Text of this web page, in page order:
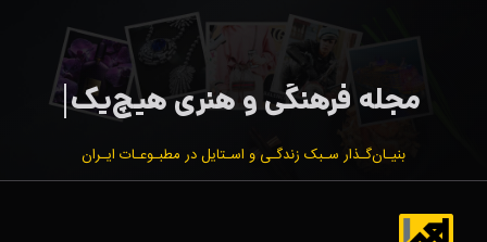
بنیـان‌گـذار سـبک زندگـی و اسـتایل در مطبـوعـات ایـران